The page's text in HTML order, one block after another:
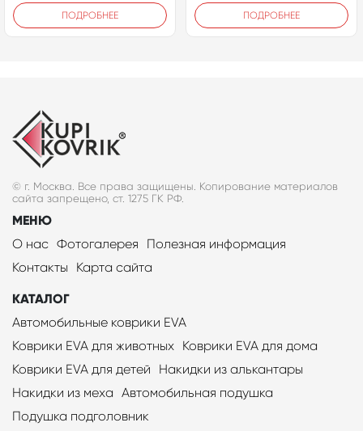
ПОДРОБНЕЕ ПОДРОБНЕЕ
© г. Москва. Все права защищены. Копирование материалов
сайта запрещено, ст. 1275 ГК РФ.
МЕНЮ
О нас Фотогалерея
Полезная информация
Контакты
Карта сайта
КАТАЛОГ
Автомобильные коврики EVA
Коврики EVA для животных Коврики EVA для дома
Коврики EVA для детей
Накидки из алькантары
Накидки из меха Автомобильная подушка
Подушка подголовник